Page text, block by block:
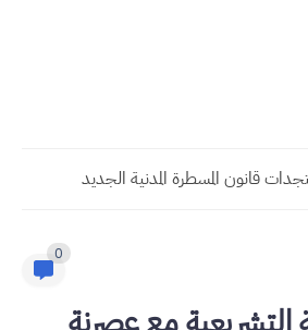
قانون المسطرة المدنية الجديد
0